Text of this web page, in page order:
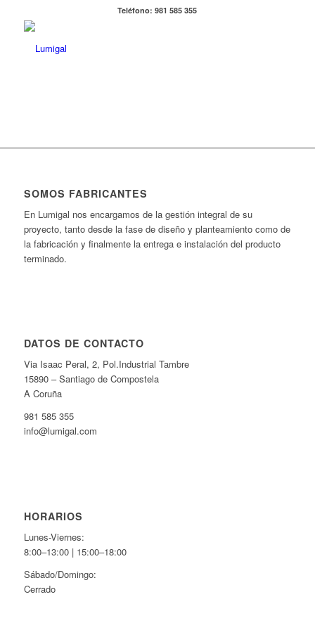
Teléfono: 981 585 355
SOMOS FABRICANTES
En Lumigal nos encargamos de la gestión integral de su
proyecto, tanto desde la fase de diseño y planteamiento como de
la fabricación y finalmente la entrega e instalación del producto
terminado.
DATOS DE CONTACTO
Via Isaac Peral, 2, Pol.Industrial Tambre
15890 – Santiago de Compostela
A Coruña
981 585 355
info@lumigal.com
HORARIOS
Lunes-Viernes:
8:00–13:00 | 15:00–18:00
Sábado/Domingo:
Cerrado